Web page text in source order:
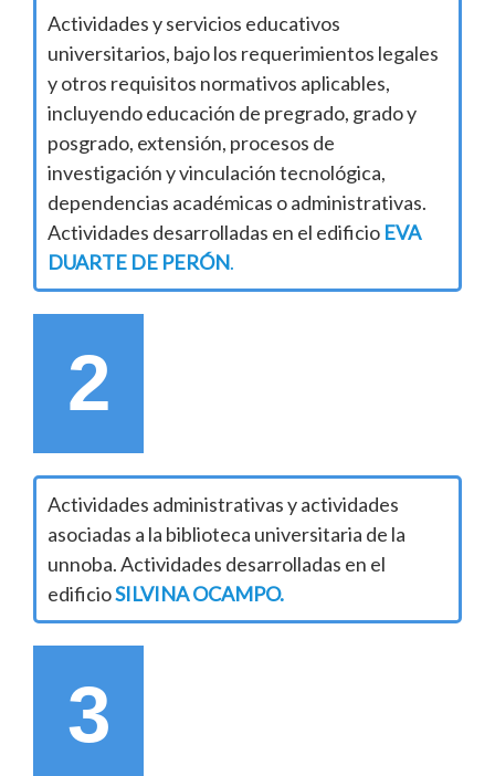
Actividades y servicios educativos
universitarios, bajo los requerimientos legales
y otros requisitos normativos aplicables,
incluyendo educación de pregrado, grado y
posgrado, extensión, procesos de
investigación y vinculación tecnológica,
dependencias académicas o administrativas.
Actividades desarrolladas en el edificio EVA
DUARTE DE PERÓN.
2
Actividades administrativas y actividades
asociadas a la biblioteca universitaria de la
unnoba. Actividades desarrolladas en el
edificioSILVINA OCAMPO.
3